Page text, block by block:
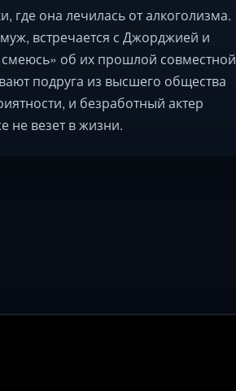
где она лечилась от алкоголизма.
встречается с Джорджией и
смеюсь» об их прошлой совместной
подруга из высшего общества
и безработный актер
не везет в жизни.